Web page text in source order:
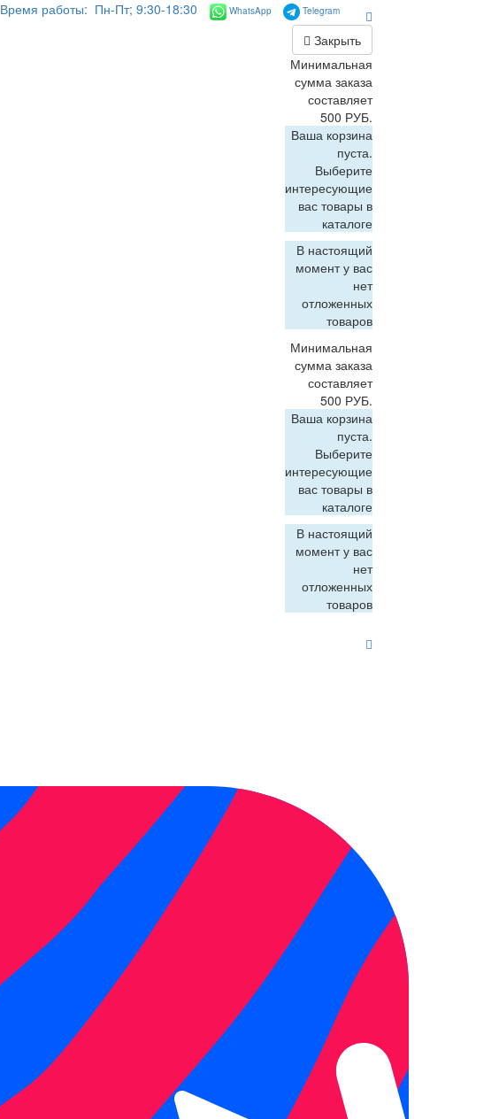
Время работы: Пн-Пт; 9:30-18:30 WhatsApp Telegram
Закрыть
Минимальная
сумма заказа
составляет
500 РУБ.
Ваша корзина
пуста.
Выберите
интересующие
вас товары в
каталоге
В настоящий
момент у вас
нет
отложенных
товаров
Минимальная
сумма заказа
составляет
500 РУБ.
Ваша корзина
пуста.
Выберите
интересующие
вас товары в
каталоге
В настоящий
момент у вас
нет
отложенных
товаров